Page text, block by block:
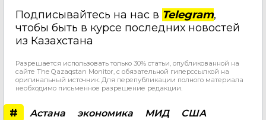
Подписывайтесь на нас в Telegram,
чтобы быть в курсе последних новостей
из Казахстана
Разрешается использовать только 30% статьи, опубликованной на
сайте The Qazaqstan Monitor, с обязательной гиперссылкой на
оригинальный источник. Для перепубликации полного материала
необходимо письменное разрешение редакции.
# Астана экономика МИД
США